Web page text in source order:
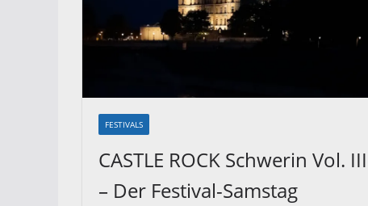
FESTIVALS
CASTLE ROCK Schwerin Vol. III
– Der Festival-Samstag